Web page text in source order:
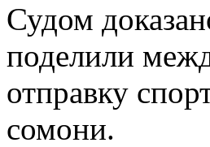
Судом
поделили
отправку
сомони.